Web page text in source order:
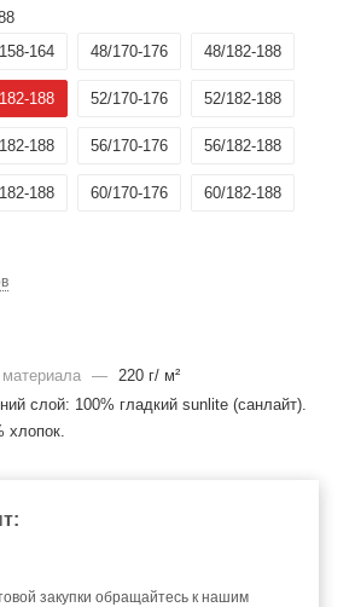
164 48/170-176 48/182-188
188 52/170-176 52/182-188
188 56/170-176 56/182-188
188 60/170-176 60/182-188
— 220 г/ м²
слой: 100% гладкий sunlite (санлайт).
хлопок.
закупки обращайтесь к нашим